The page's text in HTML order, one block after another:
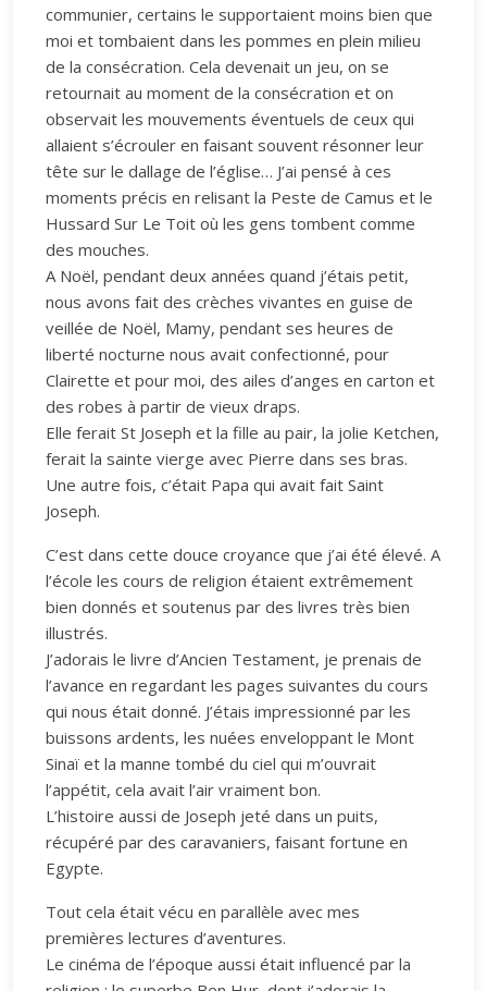
communier, certains le supportaient moins bien que
moi et tombaient dans les pommes en plein milieu
de la consécration. Cela devenait un jeu, on se
retournait au moment de la consécration et on
observait les mouvements éventuels de ceux qui
allaient s’écrouler en faisant souvent résonner leur
tête sur le dallage de l’église… J’ai pensé à ces
moments précis en relisant la Peste de Camus et le
Hussard Sur Le Toit où les gens tombent comme
des mouches.
A Noël, pendant deux années quand j’étais petit,
nous avons fait des crèches vivantes en guise de
veillée de Noël, Mamy, pendant ses heures de
liberté nocturne nous avait confectionné, pour
Clairette et pour moi, des ailes d’anges en carton et
des robes à partir de vieux draps.
Elle ferait St Joseph et la fille au pair, la jolie Ketchen,
ferait la sainte vierge avec Pierre dans ses bras.
Une autre fois, c’était Papa qui avait fait Saint
Joseph.
C’est dans cette douce croyance que j’ai été élevé. A
l’école les cours de religion étaient extrêmement
bien donnés et soutenus par des livres très bien
illustrés.
J’adorais le livre d’Ancien Testament, je prenais de
l’avance en regardant les pages suivantes du cours
qui nous était donné. J’étais impressionné par les
buissons ardents, les nuées enveloppant le Mont
Sinaï et la manne tombé du ciel qui m’ouvrait
l’appétit, cela avait l’air vraiment bon.
L’histoire aussi de Joseph jeté dans un puits,
récupéré par des caravaniers, faisant fortune en
Egypte.
Tout cela était vécu en parallèle avec mes
premières lectures d’aventures.
Le cinéma de l’époque aussi était influencé par la